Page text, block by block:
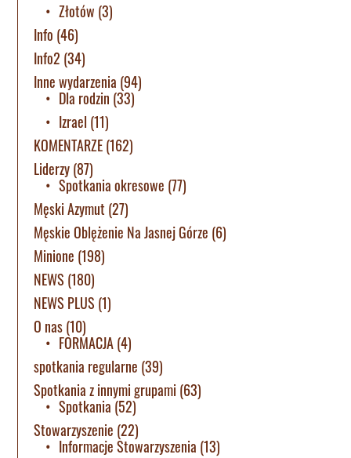
Złotów (3)
Info (46)
Info2 (34)
Inne wydarzenia (94)
Dla rodzin (33)
Izrael (11)
KOMENTARZE(162)
Liderzy(87)
Spotkania okresowe (77)
Męski Azymut (27)
Męskie Oblężenie Na Jasnej Górze (6)
Minione (198)
NEWS (180)
NEWS PLUS (1)
O nas(10)
FORMACJA(4)
spotkania regularne (39)
Spotkania z innymi grupami (63)
Spotkania (52)
Stowarzyszenie (22)
Informacje Stowarzyszenia (13)